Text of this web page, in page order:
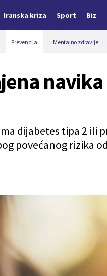
Iranska kriza Sport Biz
Prevencija Mentalno zdravlje
dijabetes tipa 2 ili
povećanog rizika